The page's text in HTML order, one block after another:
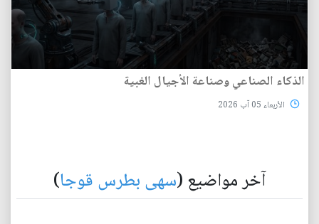
الذكاء الصناعي وصناعة الأجيال الغبية
الأربعاء 05 آب 2026
آخر مواضيع (سهى بطرس قوجا)